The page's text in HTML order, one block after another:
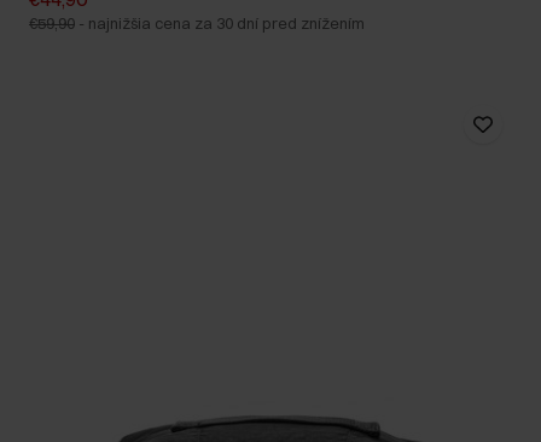
€59,90 - najnižšia cena za 30 dní pred znížením